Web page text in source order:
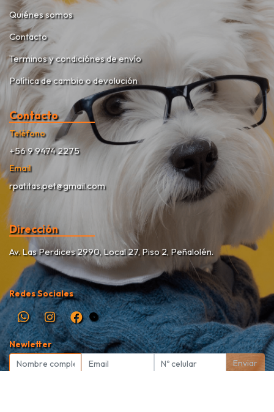
Quiénes somos
Contacto
Terminos y condiciónes de envío
Política de cambio o devolución
Contacto
Teléfono
+56 9 9474 2275
Email
rpatitas.pet@gmail.com
Dirección
Av. Las Perdices 2990, Local 27, Piso 2, Peñalolén.
Redes Sociales
Newletter
Enviar